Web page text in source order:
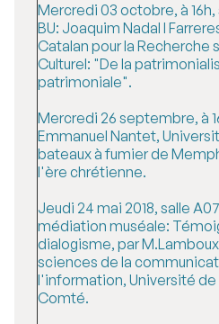
Mercredi 03 octobre, à 16h,
BU: Joaquim Nadal I
Catalan pour la Recherche
Culturel: "De la
patrimoniale".
Mercredi 26 septembre, à
Emmanuel Nantet,
bateaux à fumier de
l'ère chrétienne.
Jeudi 24 mai 2018, salle
médiation muséale:
dialogisme, par
sciences de la
l'information, Université de
Comté.